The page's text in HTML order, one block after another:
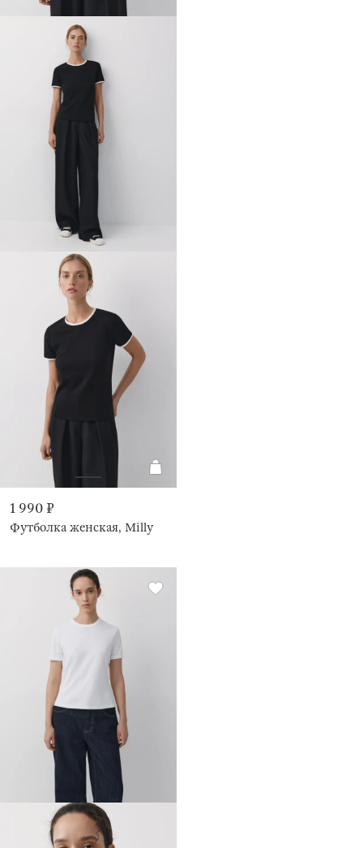
1 990 ₽
Футболка женская, Milly